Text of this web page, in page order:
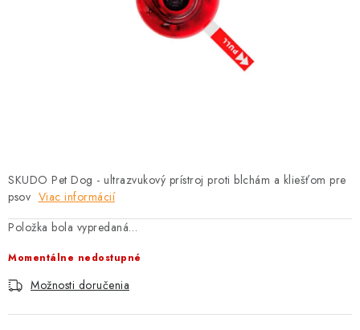
VONKAJŠIE VTÁCTVO
CHOVATEĽSKÉ POTREBY
SKUDO Pet Dog - ultrazvukový prístroj proti blchám a kliešťom pre
psov Viac informácií
Položka bola vypredaná…
Momentálne nedostupné
Možnosti doručenia